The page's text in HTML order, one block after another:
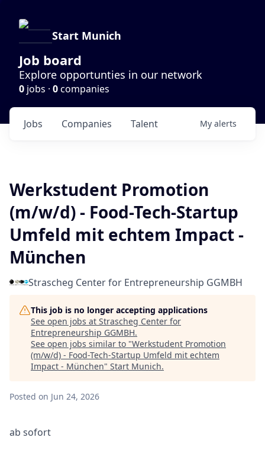
Start Munich
Job board
Explore opportunties in our network
0 jobs · 0companies
Jobs Companies Talent My alerts
Werkstudent Promotion
(m/w/d) - Food-Tech-Startup
Umfeld mit echtem Impact -
München
Strascheg Center for Entrepreneurship GGMBH
This job is no longer accepting applications
See open jobs at Strascheg Center for
Entrepreneurship GGMBH.
See open jobs similar to "Werkstudent Promotion
(m/w/d) - Food-Tech-Startup Umfeld mit echtem
Impact - München" Start Munich.
Posted on Jun 24, 2026
ab sofort